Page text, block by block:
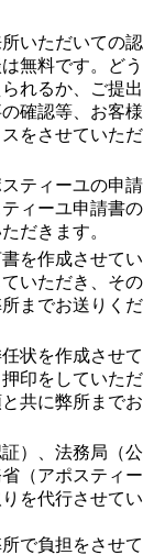
いただいての認
無料です。どう
れるか、ご提出
確認等、お客様
をさせていただ
ティーユの申請
ィーユ申請書の
だきます。
を作成させてい
いただき、その
までお送りくだ
状を作成させて
印をしていただ
共に弊所までお
）、法務局（公
（アポスティー
を代行させてい
で負担をさせて